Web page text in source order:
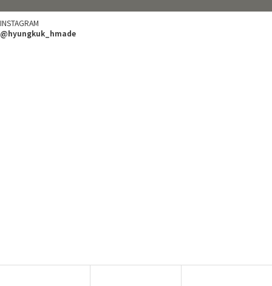
INSTAGRAM
@hyungkuk_hmade